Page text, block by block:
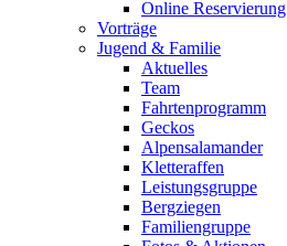
Online Reservierung
Vorträge
Jugend & Familie
Aktuelles
Team
Fahrtenprogramm
Geckos
Alpensalamander
Kletteraffen
Leistungsgruppe
Bergziegen
Familiengruppe